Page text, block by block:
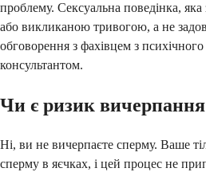
проблему. Сексуальна поведінка,
або викликаною тривогою, а не
обговорення з фахівцем з
консультантом.
Чи є ризик
Ні, ви не вичерпаєте сперму. Ваше
сперму в яєчках, і цей процес не